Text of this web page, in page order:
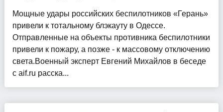
Мощные удары российских беспилотников «Герань»
привели к тотальному блэкауту в Одессе.
Отправленные на объекты противника беспилотники
привели к пожару, а позже - к массовому отключению
света.Военный эксперт Евгений Михайлов в беседе
с aif.ru расска...